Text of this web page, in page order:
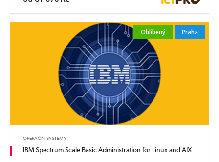
Oblíbený Praha
OPERAČNÍ SYSTÉMY
IBM Spectrum Scale Basic Administration for Linux and AIX